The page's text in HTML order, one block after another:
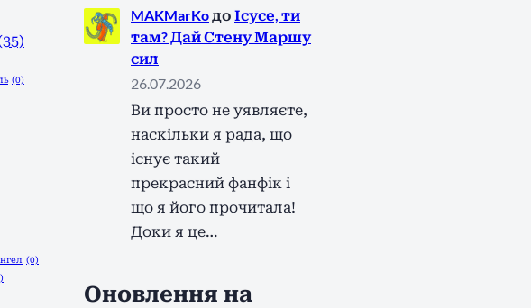
(0)
(0)
MAKMarKoдо Ісусе, ти
там? Дай Стену Маршу
сил
26.07.2026
Ви просто не уявляєте,
наскільки я рада, що
існує такий
прекрасний фанфік і
що я його прочитала!
Доки я це…
Оновлення на